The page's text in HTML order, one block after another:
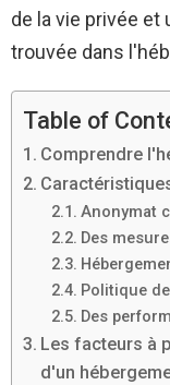
de la vie privée
trouvée dans
Table of
Comprendre
Anonymat
Des
Politique
Des
Les facteurs à
d'un